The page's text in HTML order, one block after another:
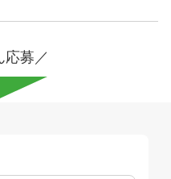
応募／